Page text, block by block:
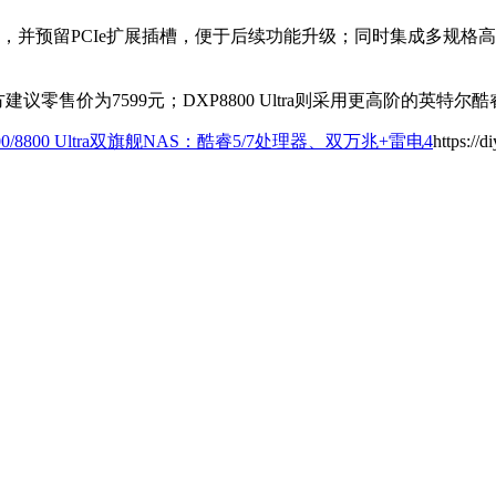
预留PCIe扩展插槽，便于后续功能升级；同时集成多规格
议零售价为7599元；DXP8800 Ultra则采用更高阶的英特尔
8800 Ultra双旗舰NAS：酷睿5/7处理器、双万兆+雷电4https://